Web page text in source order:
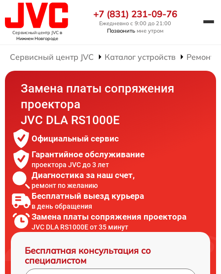
Сервисный центр JVCв
Нижнем Новгороде
+7 (831) 231-09-76
Ежедневно с 9:00 до 21:00
Позвонить мне утром
Сервисный центр JVC Каталог устройств Ремонт
Замена платы сопряжения
проектора
JVC DLA RS1000E
Официальный сервис
Гарантийное обслуживание
проектора JVC до 3 лет
Диагностика за наш счет,
ремонт по желанию
Бесплатный выезд курьера
в день обращения
Замена платы сопряжения проектора
JVC DLA RS1000E от 35 минут
Бесплатная консультация со
специалистом